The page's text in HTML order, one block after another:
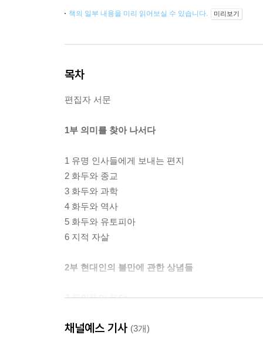
책의 일부 내용을 미리 읽어보실 수 있습니다. 미리보기
목차
편집자 서문
1부 의미를 찾아 나서다
1 유명 인사들에게 보내는 편지
2 화두와 종교
3 화두와 과학
4 화두와 역사
5 화두와 유토피아
6 지적 자살
2부 현대인의 불만에 관한 상념들
7 문인들의 응답
8 연예인, 예술가, 과학자, 교육자와 지도자 들의 견
채널예스 기사 (3개)